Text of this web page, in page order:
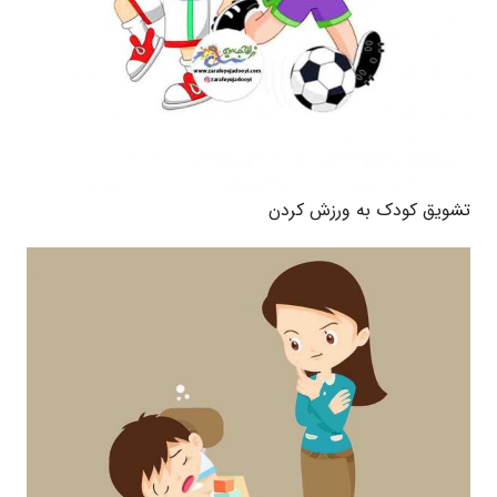
تشویق کودک به ورزش کردن